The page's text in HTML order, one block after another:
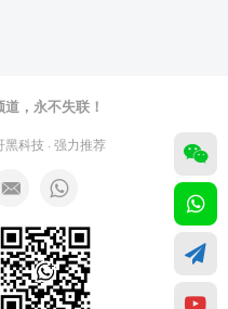
，永不失联！
黑科技 · 强力推荐